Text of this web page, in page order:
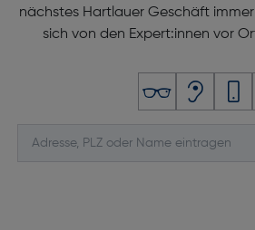
nächstes Hartlauer Geschäft
sich von den Expert:innen vor